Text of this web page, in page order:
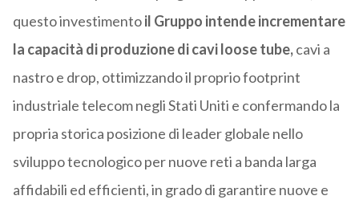
questo investimentoil Gruppo intende incrementare
la capacità di produzione di cavi loose tube,cavi a
nastro e drop, ottimizzando il proprio footprint
industriale telecom negli Stati Uniti e confermando la
propria storica posizione di leader globale nello
sviluppo tecnologico per nuove reti a banda larga
affidabili ed efficienti, in grado di garantire nuove e